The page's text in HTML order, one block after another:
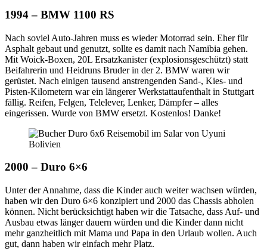
1994 – BMW 1100 RS
Nach soviel Auto-Jahren muss es wieder Motorrad sein. Eher für
Asphalt gebaut und genutzt, sollte es damit nach Namibia gehen.
Mit Woick-Boxen, 20L Ersatzkanister (explosionsgeschützt) statt
Beifahrerin und Heidruns Bruder in der 2. BMW waren wir
gerüstet. Nach einigen tausend anstrengenden Sand-, Kies- und
Pisten-Kilometern war ein längerer Werkstattaufenthalt in Stuttgart
fällig. Reifen, Felgen, Telelever, Lenker, Dämpfer – alles
eingerissen. Wurde von BMW ersetzt. Kostenlos! Danke!
2000 – Duro 6×6
Unter der Annahme, dass die Kinder auch weiter wachsen würden,
haben wir den Duro 6×6 konzipiert und 2000 das Chassis abholen
können. Nicht berücksichtigt haben wir die Tatsache, dass Auf- und
Ausbau etwas länger dauern würden und die Kinder dann nicht
mehr ganzheitlich mit Mama und Papa in den Urlaub wollen. Auch
gut, dann haben wir einfach mehr Platz.